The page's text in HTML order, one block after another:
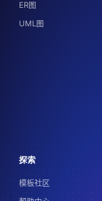
ER图
UML图
探索
模板社区